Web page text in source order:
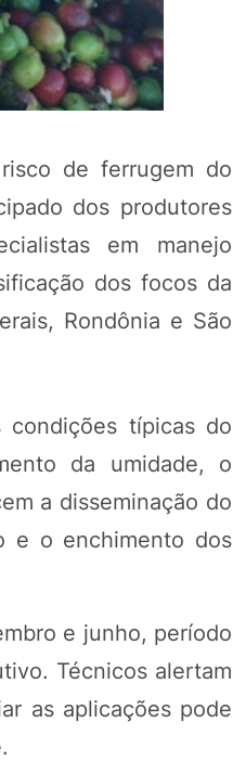
de ferrugem do
dos produtores
em manejo
dos focos da
Rondônia e São
típicas do
da umidade, o
a disseminação do
e o enchimento dos
e junho, período
Técnicos alertam
as aplicações pode
COMPRAR